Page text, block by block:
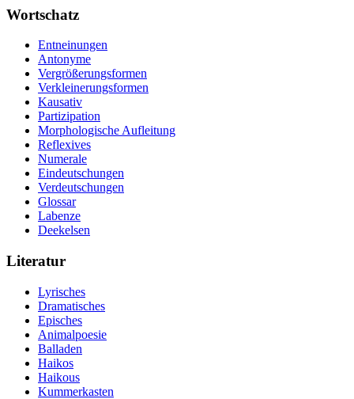
Wortschatz
Entneinungen
Antonyme
Vergrößerungsformen
Verkleinerungsformen
Kausativ
Partizipation
Morphologische Aufleitung
Reflexives
Numerale
Eindeutschungen
Verdeutschungen
Glossar
Labenze
Deekelsen
Literatur
Lyrisches
Dramatisches
Episches
Animalpoesie
Balladen
Haikos
Haikous
Kummerkasten